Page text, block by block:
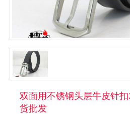
双面用不锈钢头层牛皮针
货批发